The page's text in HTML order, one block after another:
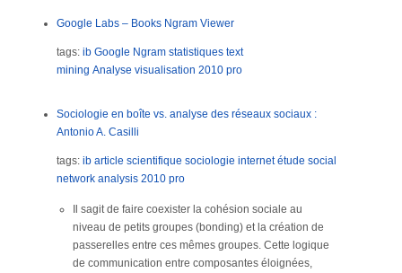
Google Labs – Books Ngram Viewer
tags: ib Google Ngram statistiques text
mining Analyse visualisation 2010 pro
Sociologie en boîte vs. analyse des réseaux sociaux :
Antonio A. Casilli
tags: ib article scientifique sociologie internet étude social
network analysis 2010 pro
Il sagit de faire coexister la cohésion sociale au
niveau de petits groupes (bonding) et la création de
passerelles entre ces mêmes groupes. Cette logique
de communication entre composantes éloignées,